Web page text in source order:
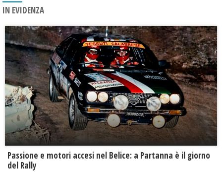
IN EVIDENZA
Passione e motori accesi nel Belice: a Partanna è il giorno
del Rally